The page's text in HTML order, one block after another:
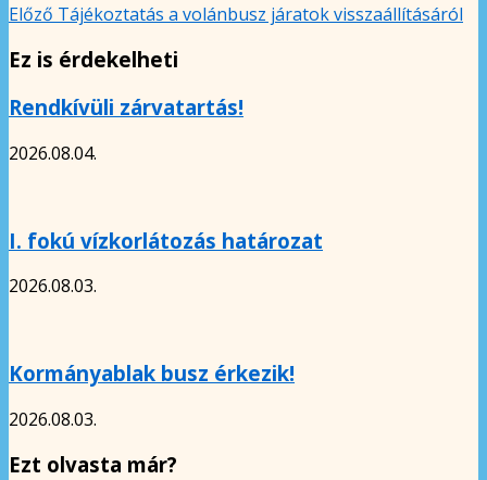
Előző Tájékoztatás a volánbusz járatok visszaállításáról
Ez is érdekelheti
Rendkívüli zárvatartás!
2026.08.04.
I. fokú vízkorlátozás határozat
2026.08.03.
Kormányablak busz érkezik!
2026.08.03.
Ezt olvasta már?